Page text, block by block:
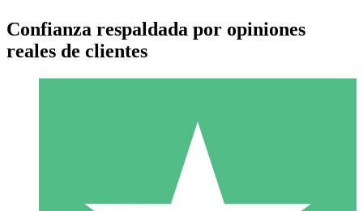
Paquetes de Créditos Individuales
Paga según el uso con créditos de descarga. Sin compromiso
Confianza respaldada por opiniones
reales de clientes